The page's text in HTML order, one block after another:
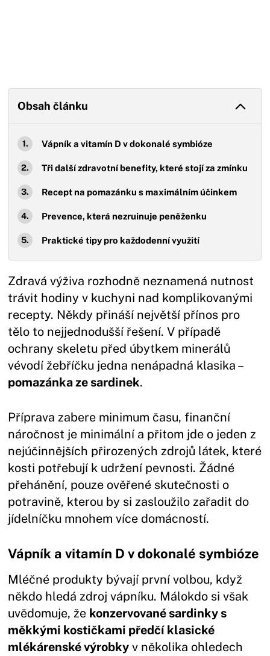
Obsah článku
Vápník a vitamín D v dokonalé symbióze
Tři další zdravotní benefity, které stojí za zmínku
Recept na pomazánku s maximálním účinkem
Prevence, která nezruinuje peněženku
Praktické tipy pro každodenní využití
Zdravá výživa rozhodně neznamená nutnost
trávit hodiny v kuchyni nad komplikovanými
recepty. Někdy přináší největší přínos pro
tělo to nejjednodušší řešení. V případě
ochrany skeletu před úbytkem minerálů
vévodí žebříčku jedna nenápadná klasika –
pomazánka ze sardinek.
Příprava zabere minimum času, finanční
náročnost je minimální a přitom jde o jeden z
nejúčinnějších přirozených zdrojů látek, které
kosti potřebují k udržení pevnosti. Žádné
přehánění, pouze ověřené skutečnosti o
potravině, kterou by si zasloužilo zařadit do
jídelníčku mnohem více domácností.
Vápník a vitamín D v dokonalé symbióze
Mléčné produkty bývají první volbou, když
někdo hledá zdroj vápníku. Málokdo si však
uvědomuje, že konzervované sardinky s
měkkými kostičkami předčí klasické
mlékárenské výrobky v několika ohledech